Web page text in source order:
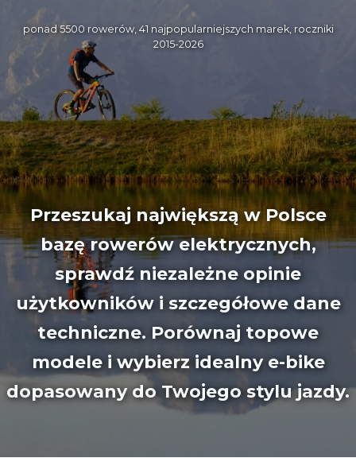
ponad 5500 rowerów, 41 najpopularniejszych marek, roczniki
2015-2026
Przeszukaj największą w Polsce
bazęrowerów elektrycznych,
sprawdź niezależne opinie
użytkownikówi szczegółowe dane
techniczne. Porównaj topowe
modele i wybierz idealny e-bike
dopasowany do Twojego stylu jazdy.